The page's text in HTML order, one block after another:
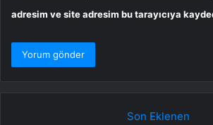
adresim ve site adresim bu tarayıcıya
Son Eklenen